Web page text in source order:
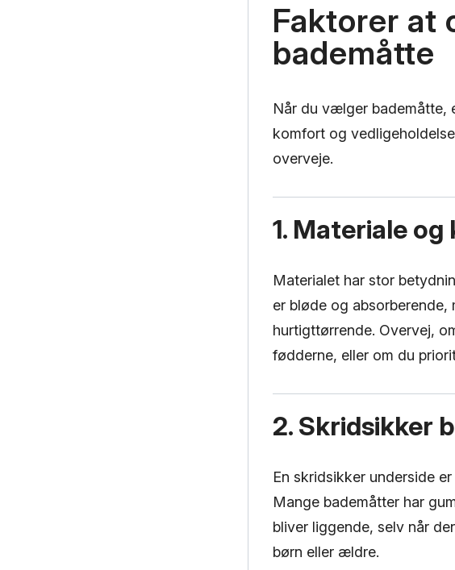
Faktorer at
bademåtte
Når du vælger bademåtte,
komfort og
overveje.
1. Materiale
Materialet har stor
er bløde og absorberende,
hurtigttørrende. Overvej,
fødderne, eller om du
2. Skridsikker
En skridsikker underside
Mange bademåtter har
bliver liggende, selv når
børn eller ældre.